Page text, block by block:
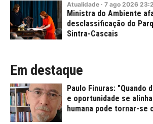
Atualidade · 7 ago 2026
Ministra do Ambiente
desclassificação do
Sintra-Cascais
Em destaque
Paulo Finuras: "Quando
e oportunidade se
humana pode tornar-se